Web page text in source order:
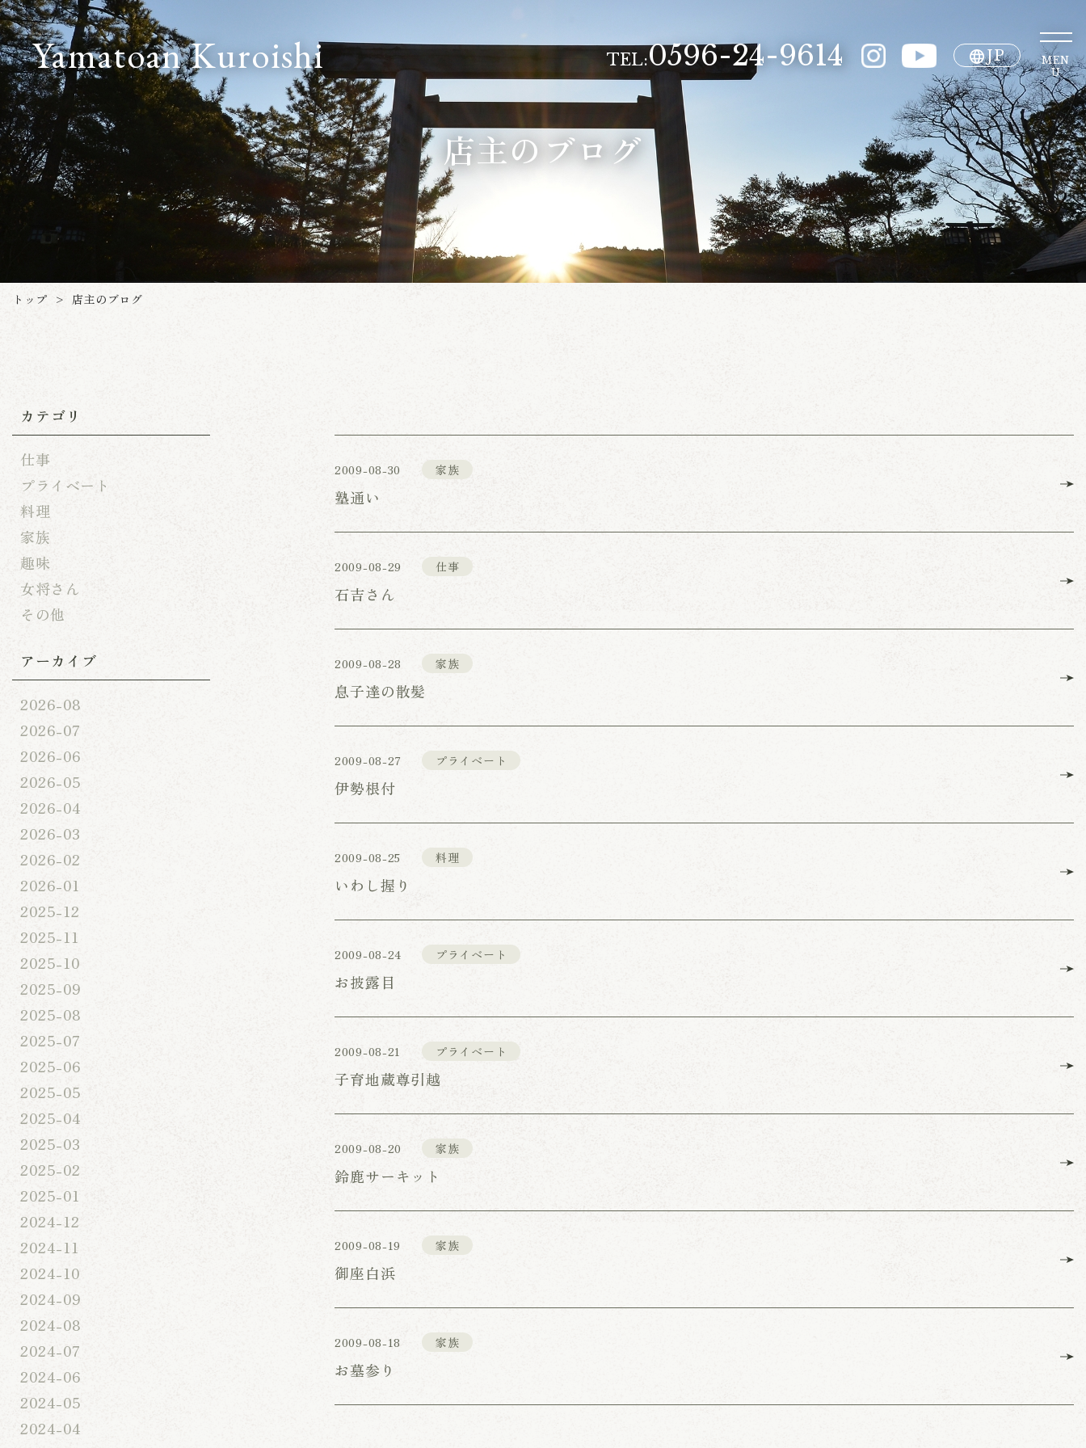
Yamatoan Kuroishi TEL:0596-24-9614 JP MEN
U
店主のブログ
トップ > 店主のブログ
2009-08-30 家族
塾通い
2009-08-29 仕事
石吉さん
2009-08-28 家族
息子達の散髪
2009-08-27 プライベート
伊勢根付
2009-08-25 料理
いわし握り
2009-08-24 プライベート
お披露目
2009-08-21 プライベート
子育地蔵尊引越
2009-08-20 家族
鈴鹿サーキット
2009-08-19 家族
御座白浜
2009-08-18 家族
お墓参り
カテゴリ
仕事
プライベート
料理
家族
趣味
女将さん
その他
アーカイブ
2026-08
2026-07
2026-06
2026-05
2026-04
2026-03
2026-02
2026-01
2025-12
2025-11
2025-10
2025-09
2025-08
2025-07
2025-06
2025-05
2025-04
2025-03
2025-02
2025-01
2024-12
2024-11
2024-10
2024-09
2024-08
2024-07
2024-06
2024-05
2024-04